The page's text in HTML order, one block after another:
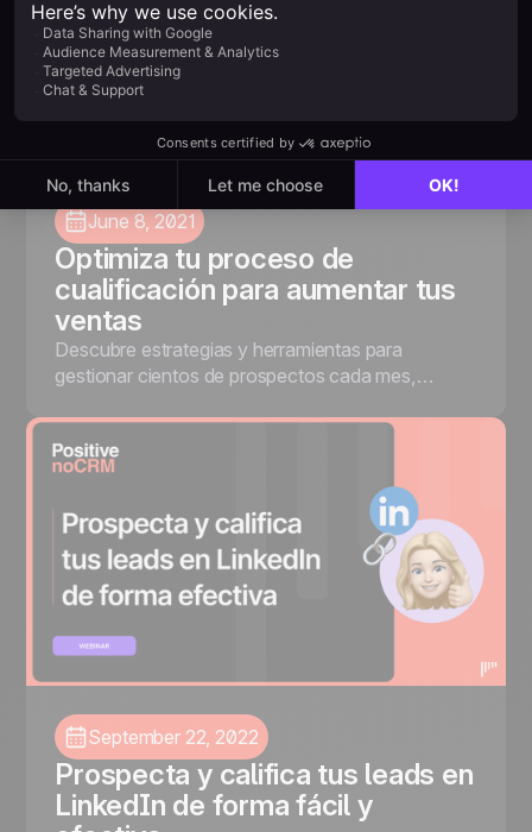
June 8, 2021
Optimiza tu proceso de
cualificación para aumentar tus
ventas
Descubre estrategias y herramientas para
gestionar cientos de prospectos cada mes,
leads una experiencia de compra fluida con
noCRM.
September 22, 2022
Prospecta y califica tus leads en
LinkedIn de forma fácil y